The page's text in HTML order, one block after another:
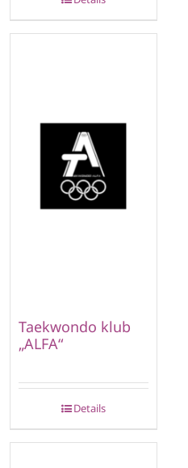
Taekwondo klub
„ALFA“
Details